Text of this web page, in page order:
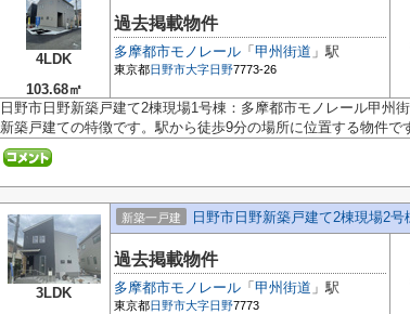
4LDK
103.68㎡
過去掲載物件
多摩都市モノレール 「 甲州街道 」駅
東京都日野市大字日野7773-26
日野市日野新築戸建て2棟現場1号棟：多摩都市モノレール甲州
新築戸建ての特徴です。駅から徒歩9分の場所に位置する物件で
3LDK
新築一戸建 日野市日野新築戸建て2棟現場2号
過去掲載物件
多摩都市モノレール 「 甲州街道 」駅
東京都日野市大字日野7773